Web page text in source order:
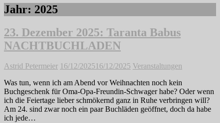
Jahr: 2025
23. Dezember 2025: Taranta Babus
NACHTBUCHLADEN
Astrid Petermeier 16/12/202516/12/2025 Veranstaltungen
Was tun, wenn ich am Abend vor Weihnachten noch kein
Buchgeschenk für Oma-Opa-Freundin-Schwager habe? Oder wenn
ich die Feiertage lieber schmökernd ganz in Ruhe verbringen will?
Am 24. sind zwar noch ein paar Buchläden geöffnet, doch da habe
ich jede…